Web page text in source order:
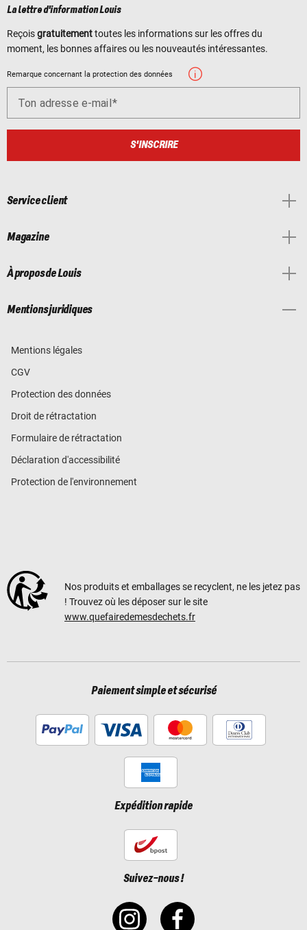
La lettre d'information Louis
Reçoisgratuitementtoutes les informations sur les offres du
moment, les bonnes affaires ou les nouveautés intéressantes.
Remarque concernant la protection des données
Ton adresse e-mail
S'INSCRIRE
Service client
Magazine
À propos de Louis
Mentions juridiques
Mentions légales
CGV
Protection des données
Droit de rétractation
Formulaire de rétractation
Déclaration d'accessibilité
Protection de l'environnement
Nos produits et emballages se recyclent, ne les jetez pas
! Trouvez où les déposer sur le site
www.quefairedemesdechets.fr
Paiement simple et sécurisé
Expédition rapide
Suivez-nous !